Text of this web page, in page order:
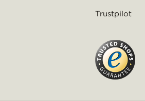
Trustpilot